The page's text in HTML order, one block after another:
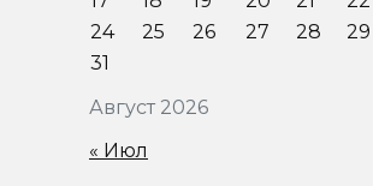
Август 2026
24
25 26 27 28 29
31
« Июл